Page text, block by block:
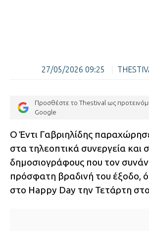
27/05/2026 09:25
Προσθέστε το Thestival ως
Google
Ο Έντι Γαβριηλίδης
στα τηλεοπτικά συνεργεία και
δημοσιογράφους που τον
πρόσφατη βραδινή του έξοδο,
στο Happy Day την Τετάρτη